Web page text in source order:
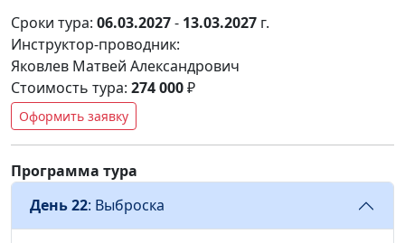
Сроки тура: 06.03.2027- 13.03.2027 г.
Инструктор-проводник:
Яковлев Матвей Александрович
Стоимость тура: 274 000₽
Оформить заявку
Программа тура
День 22: Выброска